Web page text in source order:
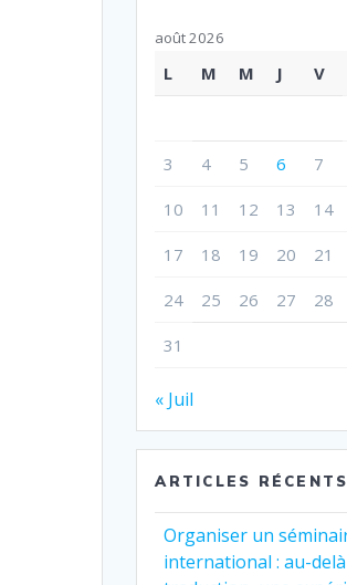
août 2026
L M M J V
3 4 5 6 7
10 11 12 13 14
17 18 19 20 21
24 25 26 27 28
31
« Juil
ARTICLES RÉCENTS
Organiser un
international : au-